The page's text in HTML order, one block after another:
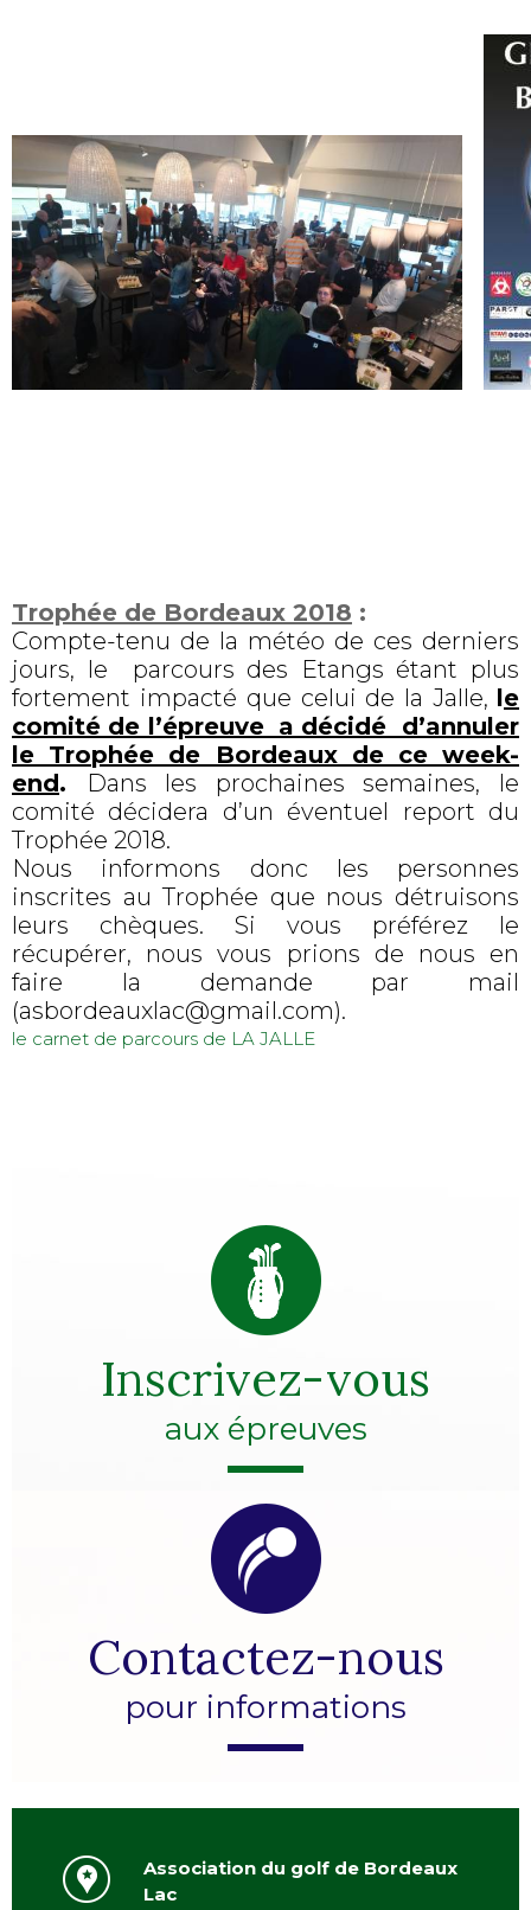
Trophée de Bordeaux 2018 :
Compte-tenu de la météo de ces derniers
jours, le parcours des Etangs étant plus
fortement impacté que celui de la Jalle, le
comité de l’épreuve a décidé d’annuler
le Trophée de Bordeaux de ce week-
end. Dans les prochaines semaines, le
comité décidera d’un éventuel report du
Trophée 2018.
Nous informons donc les personnes
inscrites au Trophée que nous détruisons
leurs chèques. Si vous préférez le
récupérer, nous vous prions de nous en
faire la demande par mail
(asbordeauxlac@gmail.com).
le carnet de parcours de LA JALLE
Inscrivez-vous
aux épreuves
Contactez-nous
pour informations
Association du golf de Bordeaux
Lac